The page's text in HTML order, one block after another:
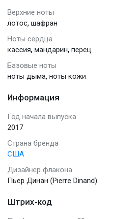
Верхние ноты
лотос, шафран
Ноты сердца
кассия, мандарин, перец
Базовые ноты
ноты дыма, ноты кожи
Информация
Год начала выпуска
2017
Страна бренда
США
Дизайнер флакона
Пьер Динан (Pierre Dinand)
Штрих-код